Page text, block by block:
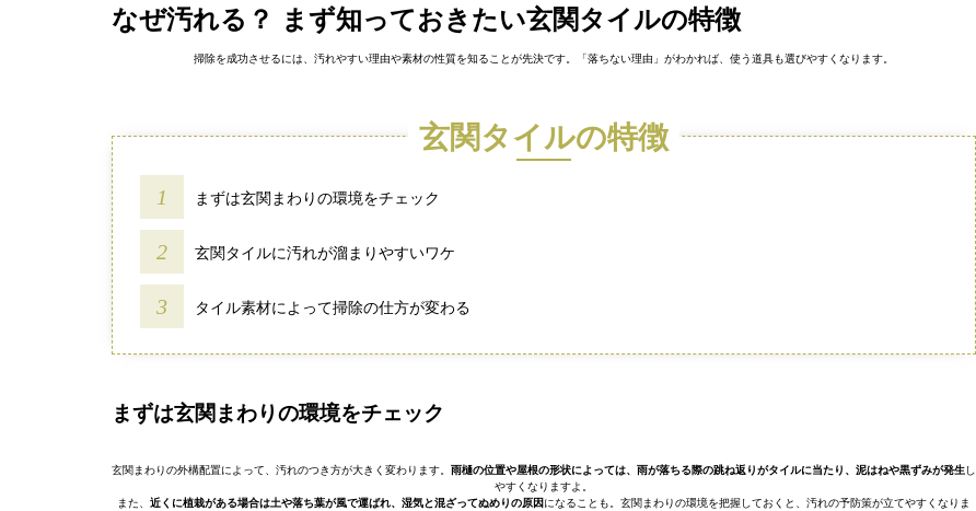
なぜ汚れる？ まず知っておきたい玄関タイルの特徴
掃除を成功させるには、汚れやすい理由や素材の性質を知ることが先決です。「落ちない理由」がわかれば、使う道具も選びやすくなります。
玄関タイルの特徴
まずは玄関まわりの環境をチェック
玄関タイルに汚れが溜まりやすいワケ
タイル素材によって掃除の仕方が変わる
まずは玄関まわりの環境をチェック
玄関まわりの外構配置によって、汚れのつき方が大きく変わります。 雨樋の位置や屋根の形状によっては、雨が落ちる際の跳ね返りがタイルに当たり、泥はねや黒ずみが発生し
やすくなりますよ。
また、 近くに植栽がある場合は土や落ち葉が風で運ばれ、湿気と混ざってぬめりの原因になることも。玄関まわりの環境を把握しておくと、汚れの予防策が立てやすくなりま